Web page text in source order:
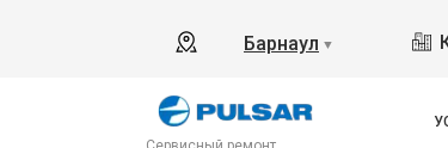
Барнаул ▼